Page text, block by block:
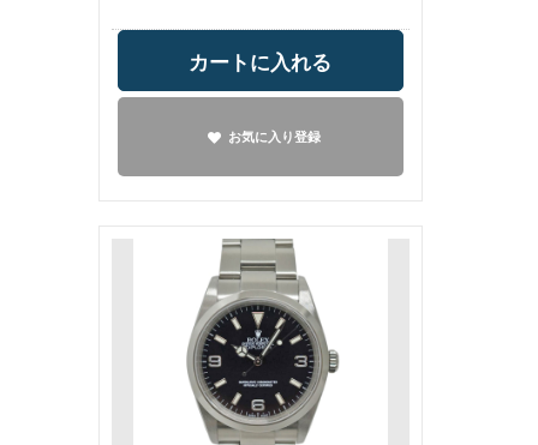
カートに入れる
お気に入り登録